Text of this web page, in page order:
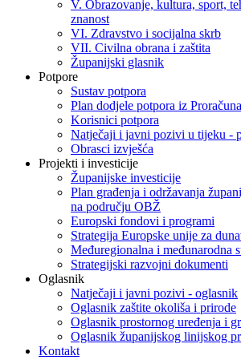
V. Obrazovanje, kultura, sport,
znanost
VI. Zdravstvo i socijalna skrb
VII. Civilna obrana i zaštita
Županijski glasnik
Potpore
Sustav potpora
Plan dodjele potpora iz
Korisnici potpora
Natječaji i javni pozivi u tijeku -
Obrasci izvješća
Projekti i investicije
Županijske investicije
Plan građenja i održavanja
na području OBŽ
Europski fondovi i programi
Strategija Europske unije za
Međuregionalna i međunarodna
Strategijski razvojni dokumenti
Oglasnik
Natječaji i javni pozivi - oglasnik
Oglasnik zaštite okoliša i prirode
Oglasnik prostornog uređenja i
Oglasnik županijskog linijskog
Kontakt